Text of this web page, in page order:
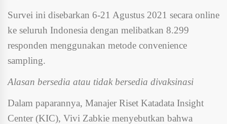
Survei ini disebarkan 6-21 Agustus 2021 secara online
ke seluruh Indonesia dengan melibatkan 8.299
responden menggunakan metode convenience
sampling.
Alasan bersedia atau tidak bersedia divaksinasi
Dalam paparannya, Manajer Riset Katadata Insight
Center (KIC), Vivi Zabkie menyebutkan bahwa